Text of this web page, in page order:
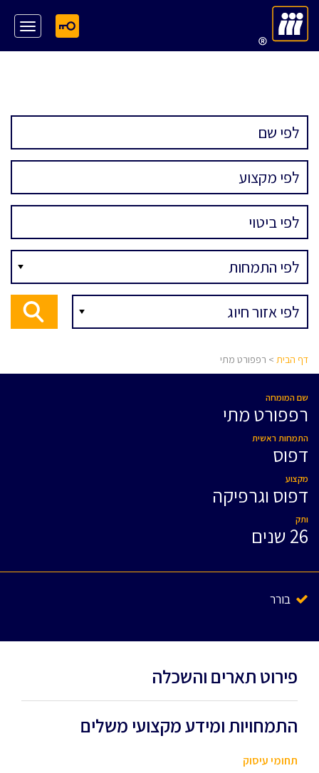
דף הבית > רפפורט מתי
שם המומחה
רפפורט מתי
התמחות ראשית
דפוס
מקצוע
דפוס וגרפיקה
ותק
26 שנים
בורר
פירוט תארים והשכלה
התמחויות ומידע מקצועי משלים
תחומי עיסוק